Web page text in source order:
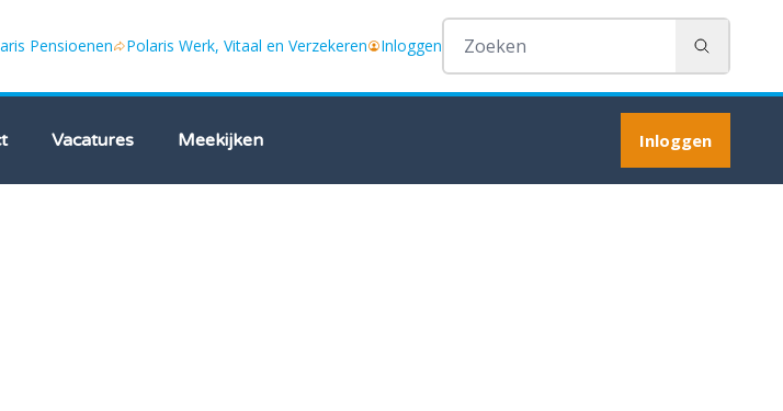
Pensioenen Polaris Werk, Vitaal en Verzekeren Inloggen Zoeken
Vacatures Meekijken Inloggen